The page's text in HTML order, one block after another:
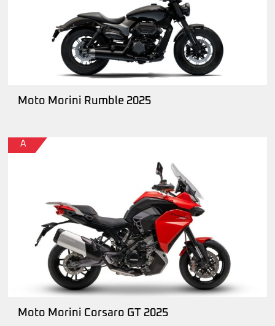
Moto Morini Rumble 2025
A
Moto Morini Corsaro GT 2025